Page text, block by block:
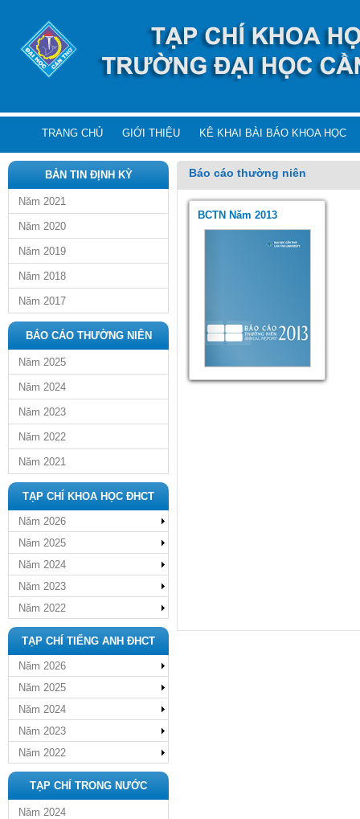
TRANG CHỦ GIỚI THIỆU KÊ KHAI BÀI BÁO KHOA HỌC
BẢN TIN ĐỊNH KỲ
Năm 2021
Năm 2020
Năm 2019
Năm 2018
Năm 2017
BÁO CÁO THƯỜNG NIÊN
Năm 2025
Năm 2024
Năm 2023
Năm 2022
Năm 2021
TẠP CHÍ KHOA HỌC ĐHCT
Năm 2026
Năm 2025
Năm 2024
Năm 2023
Năm 2022
TẠP CHÍ TIẾNG ANH ĐHCT
Năm 2026
Năm 2025
Năm 2024
Năm 2023
Năm 2022
TẠP CHÍ TRONG NƯỚC
Năm 2024
Báo cáo thường niên
BCTN Năm 2013